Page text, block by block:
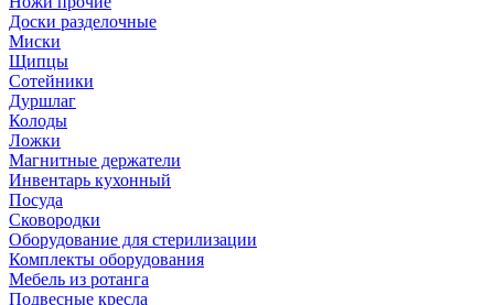
Доски разделочные
Миски
Щипцы
Сотейники
Дуршлаг
Колоды
Ложки
Магнитные держатели
Инвентарь кухонный
Посуда
Сковородки
Оборудование для стерилизации
Комплекты оборудования
Мебель из ротанга
Подвесные кресла